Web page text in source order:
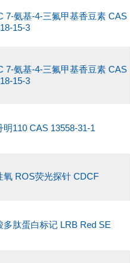
7-氨基-4-三氟甲基香豆素 CAS
15-3
7-氨基-4-三氟甲基香豆素 CAS
15-3
明110 CAS 13558-31-1
氧 ROS荧光探针 CDCF
多肽蛋白标记 LRB Red SE